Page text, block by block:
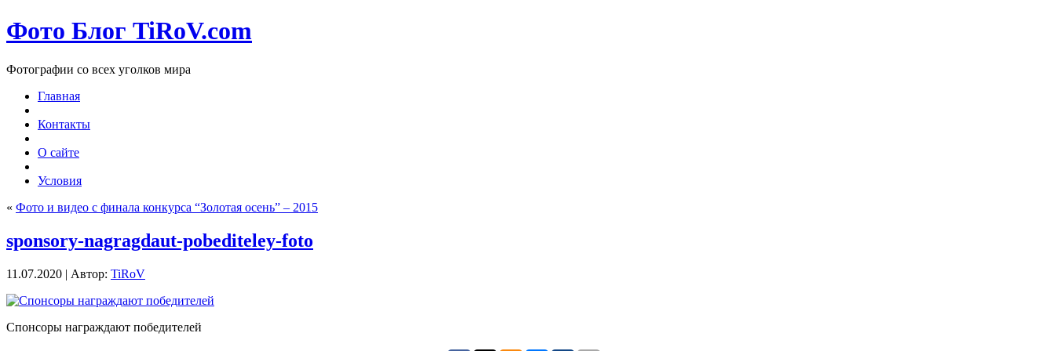
Фото Блог TiRoV.com
Фотографии со всех уголков мира
Главная
Контакты
О сайте
Условия
« Фото и видео с финала конкурса “Золотая осень” – 2015
sponsory-nagragdaut-pobediteley-foto
11.07.2020 | Автор: TiRoV
Спонсоры награждают победителей